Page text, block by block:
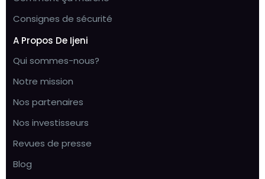
Consignes de sécurité
A Propos De Ijeni
Qui sommes-nous?
Notre mission
Nos partenaires
Nos investisseurs
Revues de presse
Blog